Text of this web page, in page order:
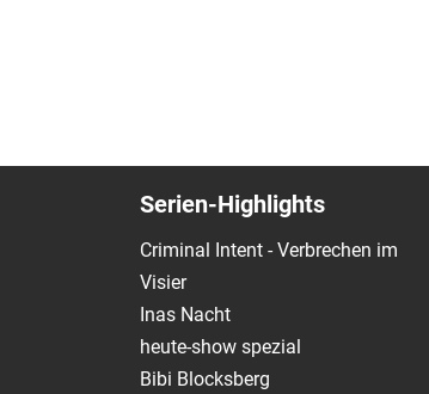
Serien-Highlights
Criminal Intent - Verbrechen im
Visier
Inas Nacht
heute-show spezial
Bibi Blocksberg